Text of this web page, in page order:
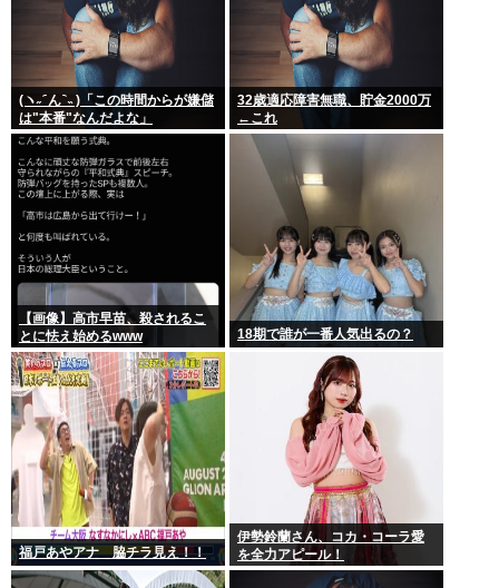
(ヽ˶ ᷇ ん ᷆ ˵ )「この時間からが嫌儲
は"本番"なんだよな」
32歳適応障害無職、貯金2000万
←これ
【画像】高市早苗、殺されるこ
とに怯え始めるwww
18期で誰が一番人気出るの？
福戸あやアナ 脇チラ見え！！
伊勢鈴蘭さん、コカ・コーラ愛
を全力アピール！